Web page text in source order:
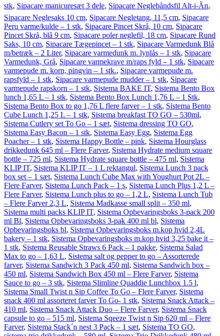
stk, Sipacare manicuresæt 3 dele, Sipacare Neglebåndsfil Alt-i-Ãn,
Sipacare Neglesaks 10 cm, Sipacare Negletang, 11,5 cm, Sipacare
Peru varme/kulde – 1 stk, Sipacare Pincet Skrå, 10 cm, Sipacare
Pincet Skrå, blå 9 cm, Sipacare poler neglefil, 18 cm, Sipacare Rund
Saks, 10 cm, Sipacare Tægepincet – 1 stk, Sipacare Varmedunk Blå
m/betræk – 2 Liter, Sipacare varmedunk m. lynlås – 1 stk, Sipacare
Varmedunk, Grå, Sipacare varmekrave m/raps fyld – 1 stk, Sipacare
varmepude m. korn, pingvin – 1 stk., Sipacare varmepude m.
rapsfyld – 1 stk, Sipacare varmepude mudder – 1 stk, Sipacare
varmepude rapskorn – 1 stk, Sistema BAKE IT, Sistema Bento Box
lunch 1,65 L – 1 stk, Sistema Bento Box Lunch 1,76 L – 1 Stk,
Sistema Bento Box to go 1,76 L flere farver – 1 stk, Sistema Bento
Cube Lunch 1,25 L – 1 stk, Sistema breakfast TO GO – 530ml,
Sistema Cutlery set To Go – 1 sæt, Sistema dressing TO GO,
Sistema Easy Bacon – 1 stk, Sistema Easy Egg, Sistema Egg
Poacher – 1 stk, Sistema Happy Bottle – pink, Sistema Hourglass
drikkedunk 645 ml – Flere Farver, Sistema Hydrate medium square
bottle – 725 ml, Sistema Hydrate square bottle – 475 ml, Sistema
KLIP IT, Sistema KLIP IT – 1 L rektangul, Sistema Lunch 3 pack
box set – 1 sæt, Sistema Lunch Cube Max with Youghurt Pot 2L –
Flere Farver, Sistema Lunch Pack – 1 s, Sistema Lunch Plus 1,2 L –
Flere Farver, Sistema Lunch plus to go – 1,2 L, Sistema Lunch Tub
– Flere Farver 2,3 L, Sistema Madkasse small split – 350 ml,
Sistema multi packs KLIP IT, Sistema Opbevaringsboks 3-pack 200
ml Bl, Sistema Opbevaringsboks 3-pak 400 ml bl, Sistema
Opbevaringsboks bl, Sistema Opbevaringsboks m.kop hvid 2,4L
bakery – 1 stk, Sistema Opbevaringsboks m.kop hvid 3,25 bake it –
1 stk, Sistema Reusable Straws 6 Pack – 1 pakke, Sistema Salad
Max to go – 1,63 L, Sistema salt og pepper to go – Assorterede
farver, Sistema Sandwich 3 Pack 450 ml, Sistema Sandwich box –
450 ml, Sistema Sandwich Box 450 ml – Flere Farver, Sistema
Sauce to go – 3 stk, Sistema Slimline Quaddie Lunchbox 1.5 l,
Sistema Small Twist n Sip Coffee To Go – Flere Farver, Sistema
snack 400 ml assorteret farver To Go- 1 stk, Sistema Snack Attack –
410 ml, Sistema Snack Attack Duo – Flere Farver, Sistema Snack
capsule to go – 515 ml, Sistema Sqeeze Twist n Sip 620 ml – Flere
Farver, Sistema Stack´n nest 3 Pack – 1 sæt, Sistema TO GO,